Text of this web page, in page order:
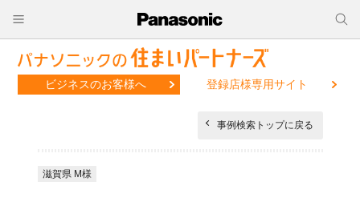
ビジネスのお客様へ 登録店様専用サイト
事例検索トップに戻る
滋賀県 M様